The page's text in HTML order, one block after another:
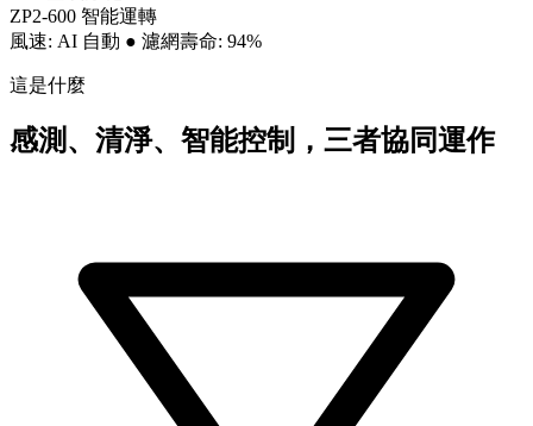
ZP2-600 智能運轉
風速: AI 自動 ● 濾網壽命: 94%
這是什麼
感測、清淨、智能控制，三者協同運作